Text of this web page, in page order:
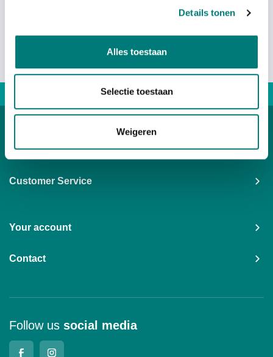
Details tonen
Alles toestaan
Selectie toestaan
Weigeren
Direct advice: +31167 521228
Customer Service
Your account
Contact
Follow us social media